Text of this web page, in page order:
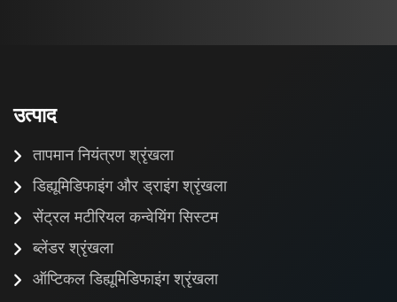
उत्पाद
तापमान नियंत्रण श्रृंखला
डिह्यूमिडिफाइंग और ड्राइंग श्रृंखला
सेंट्रल मटीरियल कन्वेयिंग सिस्टम
ब्लेंडर श्रृंखला
ऑप्टिकल डिह्यूमिडिफाइंग श्रृंखला